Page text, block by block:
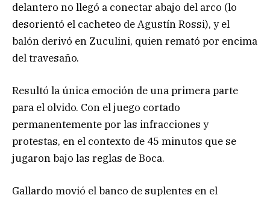
delantero no llegó a conectar abajo del arco (lo
desorientó el cacheteo de Agustín Rossi), y el
balón derivó en Zuculini, quien remató por encima
del travesaño.
Resultó la única emoción de una primera parte
para el olvido. Con el juego cortado
permanentemente por las infracciones y
protestas, en el contexto de 45 minutos que se
jugaron bajo las reglas de Boca.
Gallardo movió el banco de suplentes en el